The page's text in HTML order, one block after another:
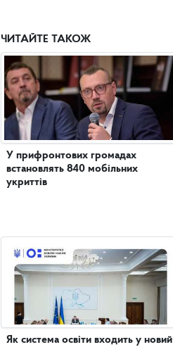
ЧИТАЙТЕ ТАКОЖ
У прифронтових громадах
встановлять 840 мобільних
укриттів
Як система освіти входить у новий